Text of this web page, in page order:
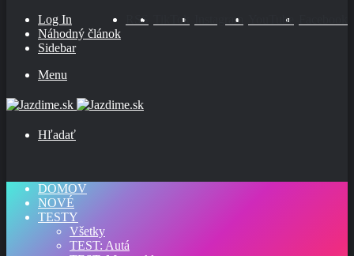
YouTube
Instagram
TikTok
RSS
Log In
Náhodný článok
Sidebar
Menu
Hľadať
DOMOV
NOVÉ
TESTY
Všetky
TEST: Autá